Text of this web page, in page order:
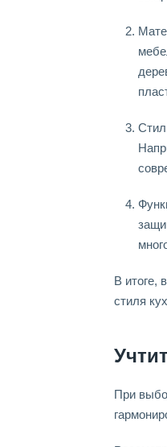
В итоге,
стиля
При